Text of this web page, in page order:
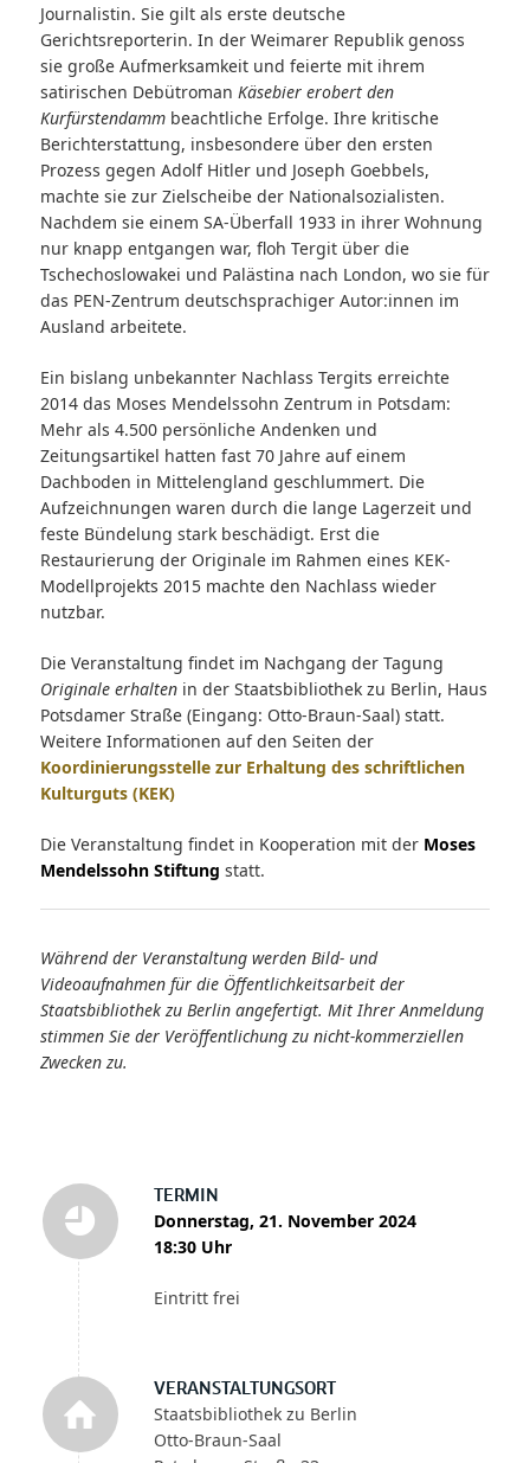
TERMIN
Donnerstag, 21. November 2024
18:30 Uhr
Eintritt frei
VERANSTALTUNGSORT
Staatsbibliothek zu Berlin
Otto-Braun-Saal
Journalistin. Sie gilt als erste deutsche
Gerichtsreporterin. In der Weimarer Republik genoss
sie große Aufmerksamkeit und feierte mit ihrem
satirischen Debütroman Käsebier erobert den
Kurfürstendammbeachtliche Erfolge. Ihre kritische
Berichterstattung, insbesondere über den ersten
Prozess gegen Adolf Hitler und Joseph Goebbels,
machte sie zur Zielscheibe der Nationalsozialisten.
Nachdem sie einem SA-Überfall 1933 in ihrer Wohnung
nur knapp entgangen war, floh Tergit über die
Tschechoslowakei und Palästina nach London, wo sie für
das PEN-Zentrum deutschsprachiger Autor:innen im
Ausland arbeitete.
Ein bislang unbekannter Nachlass Tergits erreichte
2014 das Moses Mendelssohn Zentrum in Potsdam:
Mehr als 4.500 persönliche Andenken und
Zeitungsartikel hatten fast 70 Jahre auf einem
Dachboden in Mittelengland geschlummert. Die
Aufzeichnungen waren durch die lange Lagerzeit und
feste Bündelung stark beschädigt. Erst die
Restaurierung der Originale im Rahmen eines KEK-
Modellprojekts 2015 machte den Nachlass wieder
nutzbar.
Die Veranstaltung findet im Nachgang der Tagung
Originale erhaltenin der Staatsbibliothek zu Berlin, Haus
Potsdamer Straße (Eingang: Otto-Braun-Saal) statt.
Weitere Informationen auf den Seiten der
Koordinierungsstelle zur Erhaltung des schriftlichen
Kulturguts (KEK)
Die Veranstaltung findet in Kooperation mit der Moses
Mendelssohn Stiftung statt.
Während der Veranstaltung werden Bild- und
Videoaufnahmen für die Öffentlichkeitsarbeit der
Staatsbibliothek zu Berlin angefertigt. Mit Ihrer Anmeldung
stimmen Sie der Veröffentlichung zu nicht-kommerziellen
Zwecken zu.